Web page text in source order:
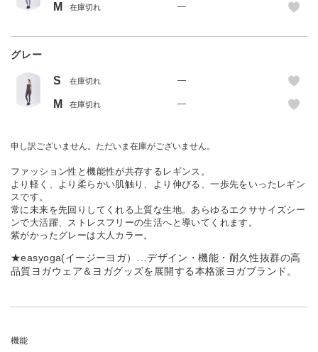
M 在庫切れ —
グレー
S 在庫切れ —
M 在庫切れ —
申し訳ございません。ただいま在庫がございません。
ファッション性と機能性が共存するレギンス。
より軽く、より柔らかい肌触り、より伸びる、一歩先をいったレギン
スです。
常に未来を先回りしてくれる上質な生地。あらゆるエクササイズシー
ンで大活躍、ストレスフリーの生活へと導いてくれます。
紫がかったグレーは大人カラー。
★easyoga(イージーヨガ）…デザイン・機能・耐久性抜群の高
品質ヨガウェア＆ヨガグッズを展開する本格派ヨガブランド。
機能